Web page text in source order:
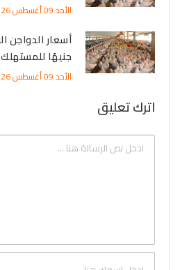
الأحد 09 أغسطس 2026-10:38
جنيهًا للمستهلك
الأحد 09 أغسطس 2026-10:38
اترك تعليق